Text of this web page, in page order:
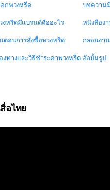
อกพวงหรีด
งหรีดมีแบรนด์คืออะไร
ตอนการสั่งซื้อพวงหรีด
งทางและวิธีชำระค่าพวงหรีด
บทความ
หนังสือง
กลอนงา
อัลบั้มรูป
อไทย